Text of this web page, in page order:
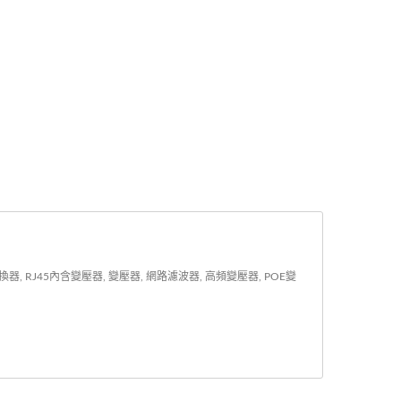
, RJ45內含變壓器, 變壓器, 網路濾波器, 高頻變壓器, POE變